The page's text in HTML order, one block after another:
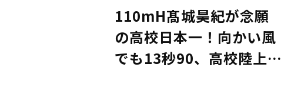
110mH髙城昊紀が念願
の高校日本一！向かい風
でも13秒90、高校陸上の